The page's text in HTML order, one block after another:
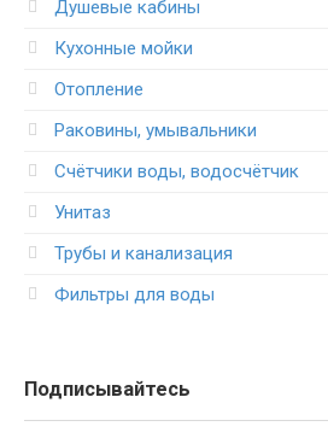
Душевые кабины
Кухонные мойки
Отопление
Раковины, умывальники
Счётчики воды, водосчётчик
Унитаз
Трубы и канализация
Фильтры для воды
Подписывайтесь